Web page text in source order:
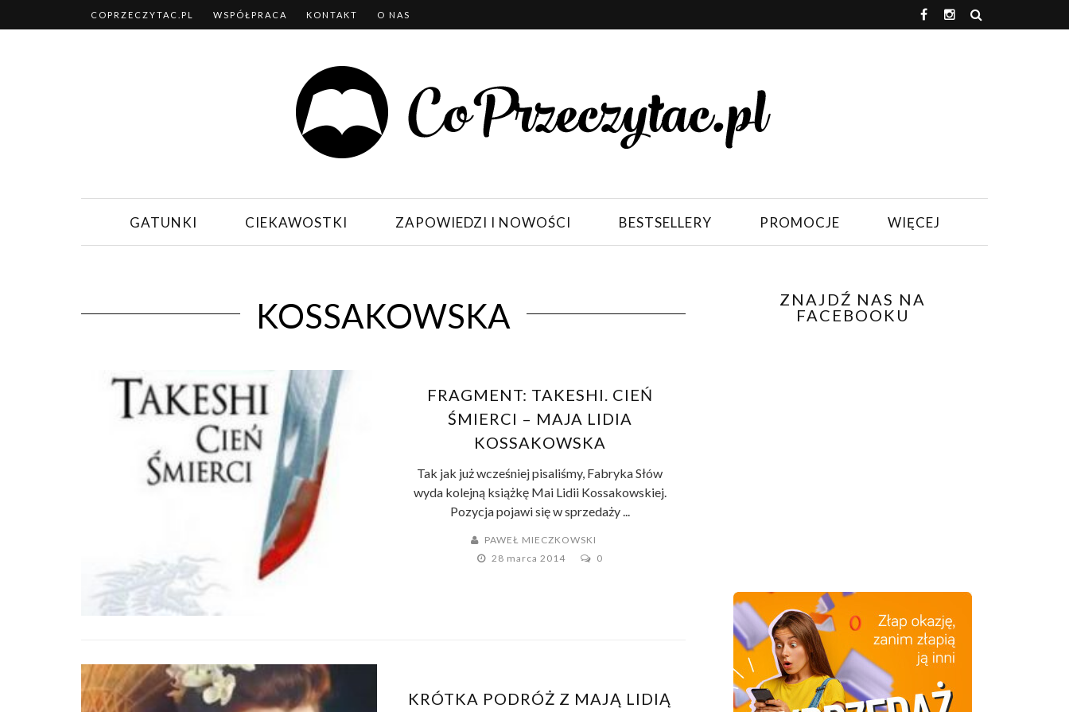
COPRZECZYTAC.PL WSPÓŁPRACA KONTAKT O NAS
GATUNKI CIEKAWOSTKI ZAPOWIEDZI I NOWOŚCI BESTSELLERY PROMOCJE WIĘCEJ
KOSSAKOWSKA
FRAGMENT: TAKESHI. CIEŃ
ŚMIERCI – MAJA LIDIA
KOSSAKOWSKA
Tak jak już wcześniej pisaliśmy, Fabryka Słów
wyda kolejną książkę Mai Lidii Kossakowskiej.
Pozycja pojawi się w sprzedaży ...
PAWEŁ MIECZKOWSKI
28 marca 2014
0
KRÓTKA PODRÓŻ Z MAJĄ LIDIĄ
ZNAJDŹ NAS NA
FACEBOOKU